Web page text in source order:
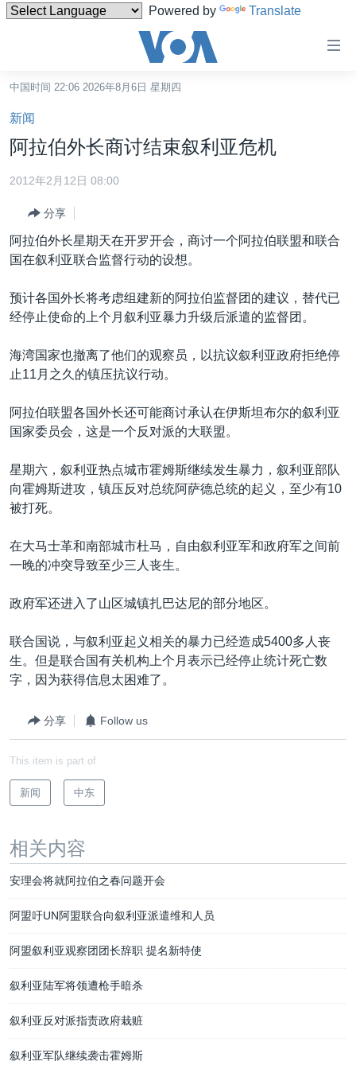
Powered by Translate
碍
链
接
跳
转
容
跳
到
导
跳
检
索
中国
港澳
国际
印太
欧洲
美洲
经济·金融·贸易
科教·文娱·体健
劳工
美中关系
白宫要闻
美中关系
埃博拉疫情
美国之音专访
台海两岸关系
关注新疆
GEN Z 看美国
VOA视频
中文广播
关注我们
其他语言网站
中国时间 22:06 2026年8月6日 星期四
新闻
阿拉伯外长商讨结束叙利亚危机
2012年2月12日 08:00
分享
阿拉伯外长星期天在开罗开会，商讨一个阿拉伯联盟和联合
国在叙利亚联合监督行动的设想。
预计各国外长将考虑组建新的阿拉伯监督团的建议，替代已
经停止使命的上个月叙利亚暴力升级后派遣的监督团。
海湾国家也撤离了他们的观察员，以抗议叙利亚政府拒绝停
止11月之久的镇压抗议行动。
阿拉伯联盟各国外长还可能商讨承认在伊斯坦布尔的叙利亚
国家委员会，这是一个反对派的大联盟。
星期六，叙利亚热点城市霍姆斯继续发生暴力，叙利亚部队
向霍姆斯进攻，镇压反对总统阿萨德总统的起义，至少有10
被打死。
在大马士革和南部城市杜马，自由叙利亚军和政府军之间前
一晚的冲突导致至少三人丧生。
政府军还进入了山区城镇扎巴达尼的部分地区。
联合国说，与叙利亚起义相关的暴力已经造成5400多人丧
生。但是联合国有关机构上个月表示已经停止统计死亡数
字，因为获得信息太困难了。
分享 Follow us
This item is part of
新闻 中东
相关内容
安理会将就阿拉伯之春问题开会
阿盟吁UN阿盟联合向叙利亚派遣维和人员
阿盟叙利亚观察团团长辞职 提名新特使
叙利亚陆军将领遭枪手暗杀
叙利亚反对派指责政府栽赃
叙利亚军队继续袭击霍姆斯